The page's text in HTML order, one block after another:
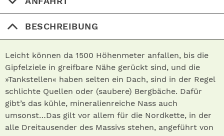
BESCHREIBUNG
Leicht können da 1500 Höhenmeter anfallen, bis die
Gipfelziele in greifbare Nähe gerückt sind, und die
»Tankstellen« haben selten ein Dach, sind in der Regel
schlichte Quellen oder (saubere) Bergbäche. Dafür
gibt’s das kühle, mineralienreiche Nass auch
umsonst…Das gilt vor allem für die Nordkette, in der
alle Dreitausender des Massivs stehen, angeführt von